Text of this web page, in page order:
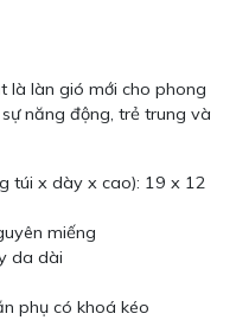
là làn gió mới cho phong
năng động, trẻ trung và
túi x dày x cao): 19 x 12
miếng
da dài
phụ có khoá kéo